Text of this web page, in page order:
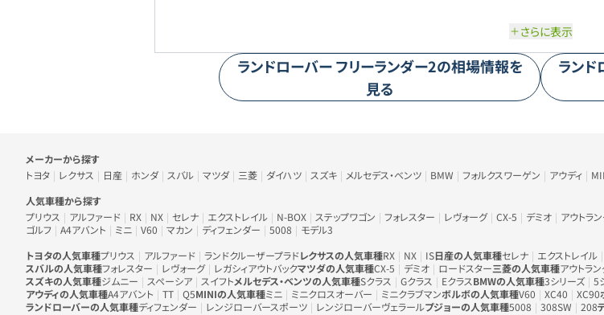
さらに表示
ランドローバー フリーランダー2の相場情報を
見る
ランド
車のメーカー・人気車種から探す
メーカーから探す
トヨタ
レクサス 日産 ホンダ スバル マツダ 三菱 ダイハツ スズキ メルセデス・ベンツ BMW フォルクスワーゲン アウディ
人気車種から探す
プリウス
アルファード RX NX セレナ エクストレイル N-BOX ステップワゴン フォレスター レヴォーグ CX-5 デミオ アウトラ
ゴルフ
A4アバント ミニ V60 マカン ディフェンダー 5008
モデル3
トヨタの人気車種プリウス アルファード ランドクルーザープラドレクサスの人気車種RX NX IS日産の人気車種セレナ エクストレイル
スバルの人気車種フォレスター レヴォーグ レガシィアウトバックマツダの人気車種CX-5 デミオ ロードスター三菱の人気車種アウトラ
スズキの人気車種ジムニー スペーシア スイフトメルセデス・ベンツの人気車種Sクラス Gクラス EクラスBMWの人気車種3シリーズ 5
アウディの人気車種A4アバント TT Q5MINIの人気車種ミニ ミニクロスオーバー ミニクラブマンボルボの人気車種V60 XC40 XC90
ランドローバーの人気車種ディフェンダー レンジローバースポーツ レンジローバーヴェラールプジョーの人気車種5008 308SW 208